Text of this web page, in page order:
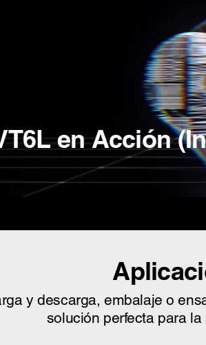
en Acción
y descarga, embalaje o
solución perfecta para